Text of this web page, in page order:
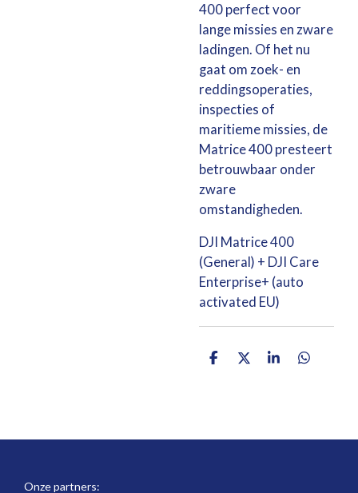
400 perfect voor
lange missies en zware
ladingen. Of het nu
gaat om zoek- en
reddingsoperaties,
inspecties of
maritieme missies, de
Matrice 400 presteert
betrouwbaar onder
zware
omstandigheden.
DJI Matrice 400
(General) + DJI Care
Enterprise+ (auto
activated EU)
D
D
S
D
Onze partners: